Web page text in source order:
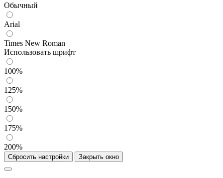
Обычный
Arial
Times New Roman
Использовать шрифт
100%
125%
150%
175%
200%
Сбросить настройки Закрыть окно